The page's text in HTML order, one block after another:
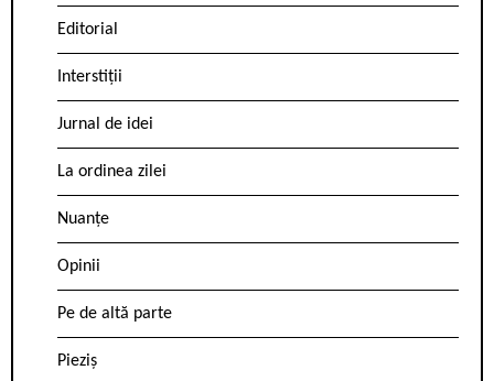
Editorial
Interstiții
Jurnal de idei
La ordinea zilei
Nuanțe
Opinii
Pe de altă parte
Pieziș